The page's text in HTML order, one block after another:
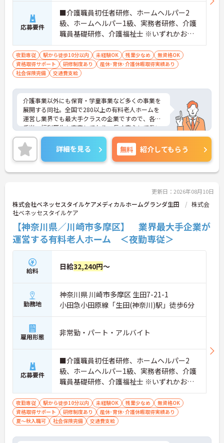
応募要件
■介護職員初任者研修、ホームヘルパー2
級、ホームヘルパー1級、実務者研修、介護
職員基礎研修、介護福祉士 ※いずれかお持
ちの方 ※資格をお持ちでない方も相談可
夜勤専従 駅から徒歩10分以内 未経験OK 残業少なめ
無資格OK
資格取得サポート
研修制度あり
産休･育休･介護休暇取得実績あり
社会保険完備
交通費支給
介護事業以外にも保育・学童事業など多くの事業を
展開する同社。全国で280以上の有料老人ホームを
運営し業界でも最大手クラスの企業ですので、各種
手当、福利厚生も充実しており、長く安心して働い
ていただける環境です。ご興味ある方には、面接対
策ポイントなど、さらに詳細をお話しいたしますの
でお気軽にご相談ください。
詳細を見る 無料 紹介してもらう
更新日：2026年08月10日
株式会社ベネッセスタイルケアメディカルホームグランダ生田
株式会
社ベネッセスタイルケア
【神奈川県／川崎市多摩区】 業界最大手企業が
運営する有料老人ホーム ＜夜勤専従＞
給料 日給32,240円～
勤務地
神奈川県 川崎市多摩区 生田7-21-1
小田急小田原線「生田(神奈川)駅」徒歩6分
雇用形態 非常勤・パート・アルバイト
応募要件
■介護職員初任者研修、ホームヘルパー2
級、ホームヘルパー1級、実務者研修、介護
職員基礎研修、介護福祉士 ※いずれかお持
ちの方 ※資格をお持ちでない方も相談可
夜勤専従 駅から徒歩10分以内 未経験OK 残業少なめ
無資格OK
資格取得サポート
研修制度あり
産休･育休･介護休暇取得実績あり
夏～秋入職可
社会保険完備 交通費支給